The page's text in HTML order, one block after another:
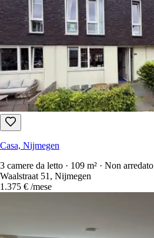
Casa, Nijmegen
3 camere da letto · 109 m² · Non arredato
Waalstraat 51, Nijmegen
1.375 € /mese